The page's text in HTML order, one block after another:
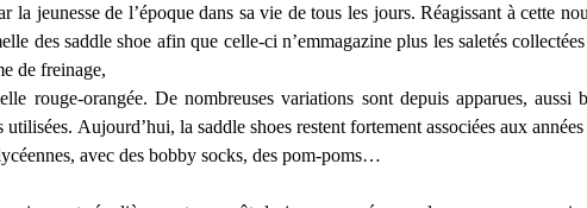
la jeunesse de l’époque dans sa vie de tous les jours. Réagissant à cette
des saddle shoe afin que celle-ci n’emmagazine plus les saletés
de freinage,
rouge-orangée. De nombreuses variations sont depuis apparues, aussi
Aujourd’hui, la saddle shoes restent fortement associées aux
avec des bobby socks, des pom-poms…